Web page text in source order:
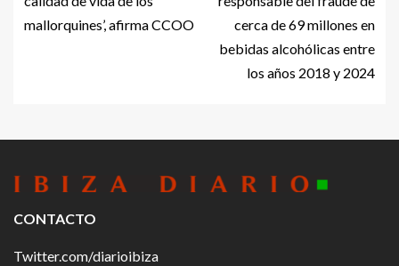
mallorquines’, afirma CCOO
cerca de 69 millones en
bebidas alcohólicas entre
los años 2018 y 2024
CONTACTO
Twitter.com/diarioibiza